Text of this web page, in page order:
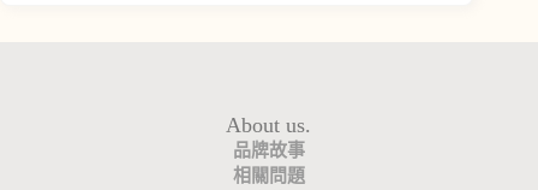
About us.
品牌故事
相關問題